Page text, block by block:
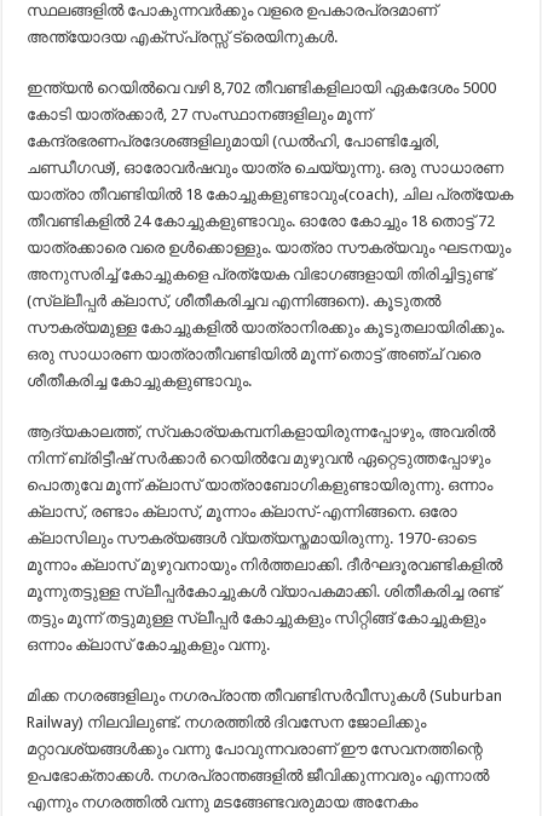
സ്ഥലങ്ങളിൽ പോകുന്നവർക്കും വളരെ ഉപകാരപ്രദമാണ്
അന്ത്യോദയ എക്സ്പ്രസ്സ് ട്രെയിനുകൾ.
ഇന്ത്യൻ റെയിൽവെ വഴി 8,702 തീവണ്ടികളിലായി ഏകദേശം 5000
കോടി യാത്രക്കാർ, 27 സംസ്ഥാനങ്ങളിലും മൂന്ന്
കേന്ദ്രഭരണപ്രദേശങ്ങളിലുമായി (ഡൽഹി, പോണ്ടിച്ചേരി,
ചണ്ഡീഗഢ്), ഓരോവർഷവും യാത്ര ചെയ്യുന്നു. ഒരു സാധാരണ
യാത്രാ തീവണ്ടിയിൽ 18 കോച്ചുകളുണ്ടാവും(coach), ചില പ്രത്യേക
തീവണ്ടികളിൽ 24 കോച്ചുകളുണ്ടാവും. ഓരോ കോച്ചും 18 തൊട്ട് 72
യാത്രക്കാരെ വരെ ഉൾക്കൊള്ളും. യാത്രാ സൗകര്യവും ഘടനയും
അനുസരിച്ച് കോച്ചുകളെ പ്രത്യേക വിഭാഗങ്ങളായി തിരിച്ചിട്ടുണ്ട്
(സ്ല്ലീപ്പർ ക്ലാസ്, ശീതീകരിച്ചവ എന്നിങ്ങനെ). കൂടുതൽ
സൗകര്യമുള്ള കോച്ചുകളിൽ യാത്രാനിരക്കും കൂടുതലായിരിക്കും.
ഒരു സാധാരണ യാത്രാതീവണ്ടിയിൽ മൂന്ന് തൊട്ട് അഞ്ച് വരെ
ശീതീകരിച്ച കോച്ചുകളുണ്ടാവും.
ആദ്യകാലത്ത്, സ്വകാര്യകമ്പനികളായിരുന്നപ്പോഴും, അവരിൽ
നിന്ന് ബ്രിട്ടീഷ് സർക്കാർ റെയിൽവേ മുഴുവൻ ഏറ്റെടുത്തപ്പോഴും
പൊതുവേ മൂന്ന് ക്ലാസ് യാത്രാബോഗികളുണ്ടായിരുന്നു. ഒന്നാം
ക്ലാസ്, രണ്ടാം ക്ലാസ്, മൂന്നാം ക്ലാസ്-എന്നിങ്ങനെ. ഒരോ
ക്ലാസിലും സൗകര്യങ്ങൾ വ്യത്യസ്തമായിരുന്നു. 1970-ഓടെ
മൂന്നാം ക്ലാസ് മുഴുവനായും നിർത്തലാക്കി. ദീർഘദൂരവണ്ടികളിൽ
മൂന്നുതട്ടുള്ള സ്ലീപ്പർകോച്ചുകൾ വ്യാപകമാക്കി. ശിതീകരിച്ച രണ്ട്
തട്ടും മൂന്ന് തട്ടുമുള്ള സ്ലീപ്പർ കോച്ചുകളും സിറ്റിങ്ങ് കോച്ചുകളും
ഒന്നാം ക്ലാസ് കോച്ചുകളും വന്നു.
മിക്ക നഗരങ്ങളിലും നഗരപ്രാ‍ന്ത തീവണ്ടിസർവീസുകൾ (Suburban
Railway) നിലവിലുണ്ട്. നഗരത്തിൽ ദിവസേന ജോലിക്കും
മറ്റാവശ്യങ്ങൾക്കും വന്നു പോവുന്നവരാണ് ഈ സേവനത്തിന്റെ
ഉപഭോക്താക്കൾ. നഗരപ്രാന്തങ്ങളിൽ ജീവിക്കുന്നവരും എന്നാൽ
എന്നും നഗരത്തിൽ വന്നു മടങ്ങേണ്ടവരുമായ അനേകം